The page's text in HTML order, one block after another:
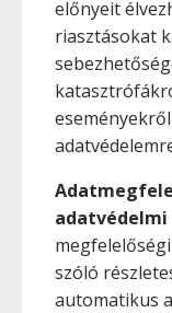
előnyeit
riasztásokat
szóló
automatikus